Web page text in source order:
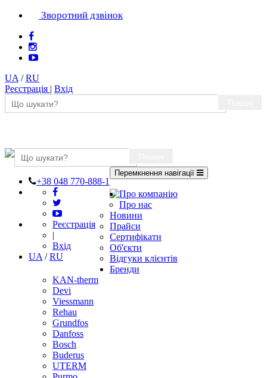
Зворотний дзвінок
UA /RU
Реєстрація | Вхід
+38 048 770-888-1
Реєстрація
|
Вхід
UA /RU
Перемкнення навігації
Про компанію
Про нас
Новини
Прайси
Сертифікати
Об'єкти
Відгуки клієнтів
Бренди
KAN-therm
Devi
Viessmann
Rehau
Grundfos
Danfoss
Bosch
Buderus
UTERM